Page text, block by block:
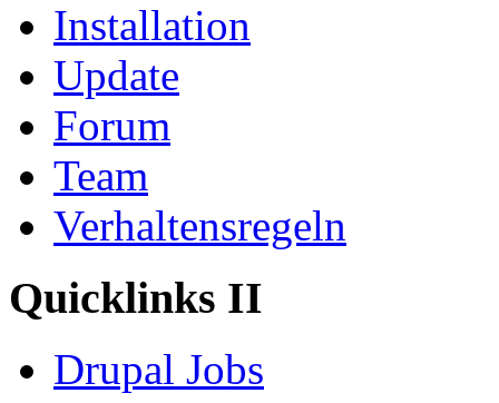
Installation
Update
Forum
Team
Verhaltensregeln
Quicklinks II
Drupal Jobs